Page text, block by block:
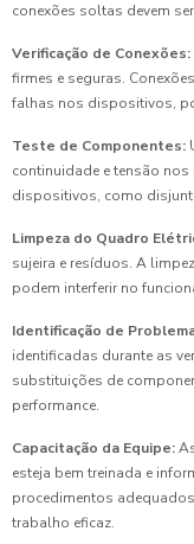
conexões soltas devem
Verificação de Conexões:
firmes e seguras.
falhas nos dispositivos,
Teste de Componentes:
continuidade e tensão
dispositivos, como
Limpeza do Quadro
sujeira e resíduos. A
podem interferir no
Identificação de
identificadas durante as
substituições de
performance.
Capacitação da Equipe:
esteja bem treinada e
procedimentos
trabalho eficaz.